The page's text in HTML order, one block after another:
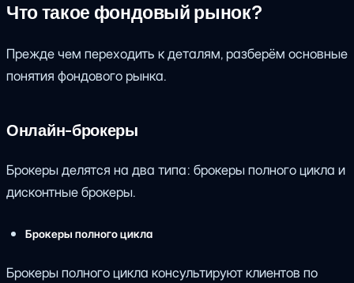
Что такое фондовый рынок?
Прежде чем переходить к деталям, разберём основные
понятия фондового рынка.
Онлайн-брокеры
Брокеры делятся на два типа: брокеры полного цикла и
дисконтные брокеры.
Брокеры полного цикла
Брокеры полного цикла консультируют клиентов по